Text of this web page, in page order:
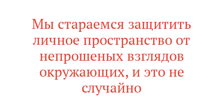
Мы стараемся защитить
личное пространство от
непрошеных взглядов
окружающих, и это не
случайно